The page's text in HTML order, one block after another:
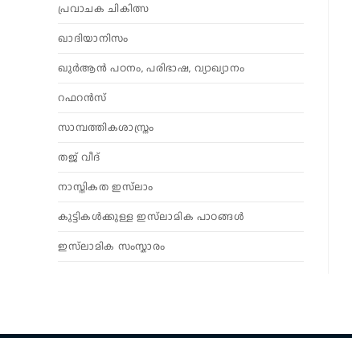
പ്രവാചക ചികിത്സ
ഖാദിയാനിസം
ഖുർആൻ പഠനം, പരിഭാഷ, വ്യാഖ്യാനം
റഫറൻസ്
സാമ്പത്തികശാസ്ത്രം
തജ് വീദ്
നാസ്തികത ഇസ്‌ലാം
കുട്ടികൾക്കുള്ള ഇസ്‌ലാമിക പാഠങ്ങൾ
ഇസ്‌ലാമിക സംസ്കാരം